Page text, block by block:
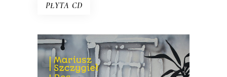
PŁYTA CD
PROJEKT: PRAWDA
MUZYCZNIE